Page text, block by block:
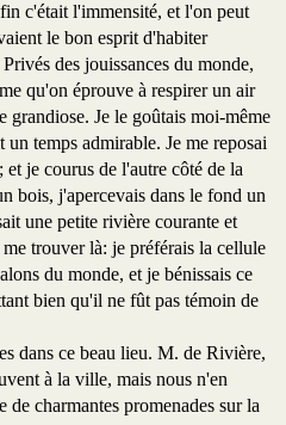
c'était l'immensité, et l'on peut
le bon esprit d'habiter
des jouissances du monde,
qu'on éprouve à respirer un air
grandiose. Je le goûtais moi-même
temps admirable. Je me reposai
je courus de l'autre côté de la
bois, j'apercevais dans le fond un
une petite rivière courante et
trouver là: je préférais la cellule
du monde, et je bénissais ce
bien qu'il ne fût pas témoin de
dans ce beau lieu. M. de Rivière,
à la ville, mais nous n'en
de charmantes promenades sur la